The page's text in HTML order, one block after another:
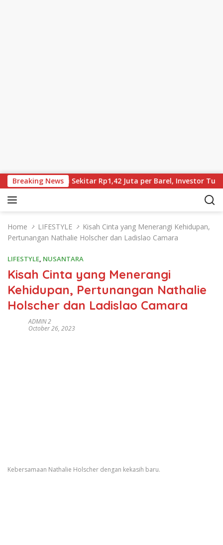
Breaking News
Brent Kini Sekitar Rp1,42 Juta per Barel, Investor Tunggu
Home LIFESTYLE
Kisah Cinta yang Menerangi Kehidupan,
Pertunangan Nathalie Holscher dan Ladislao Camara
LIFESTYLE, NUSANTARA
Kisah Cinta yang Menerangi
Kehidupan, Pertunangan Nathalie
Holscher dan Ladislao Camara
ADMIN 2
October 26, 2023
Kebersamaan Nathalie Holscher dengan kekasih baru.